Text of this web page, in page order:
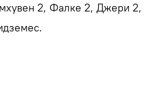
2, Фалке 2, Джери 2,